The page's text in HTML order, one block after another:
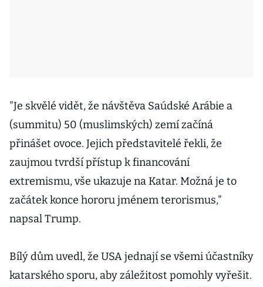
"Je skvělé vidět, že návštěva Saúdské Arábie a
(summitu) 50 (muslimských) zemí začíná
přinášet ovoce. Jejich představitelé řekli, že
zaujmou tvrdší přístup k financování
extremismu, vše ukazuje na Katar. Možná je to
začátek konce hororu jménem terorismus,"
napsal Trump.
Bílý dům uvedl, že USA jednají se všemi účastníky
katarského sporu, aby záležitost pomohly vyřešit.